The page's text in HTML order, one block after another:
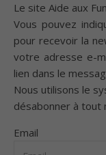
Le site Aide aux
Vous pouvez
pour recevoir la
votre adresse e-
lien dans le
Nous utilisons le
désabonner à tout
Email